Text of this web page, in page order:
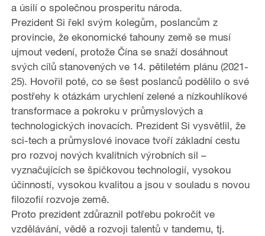
a úsilí o společnou prosperitu národa.
Prezident Si řekl svým kolegům, poslancům z
provincie, že ekonomické tahouny země se musí
ujmout vedení, protože Čína se snaží dosáhnout
svých cílů stanovených ve 14. pětiletém plánu (2021-
25). Hovořil poté, co se šest poslanců podělilo o své
postřehy k otázkám urychlení zelené a nízkouhlíkové
transformace a pokroku v průmyslových a
technologických inovacích. Prezident Si vysvětlil, že
sci-tech a průmyslové inovace tvoří základní cestu
pro rozvoj nových kvalitních výrobních sil –
vyznačujících se špičkovou technologií, vysokou
účinností, vysokou kvalitou a jsou v souladu s novou
filozofií rozvoje země.
Proto prezident zdůraznil potřebu pokročit ve
vzdělávání, vědě a rozvoji talentů v tandemu, tj.